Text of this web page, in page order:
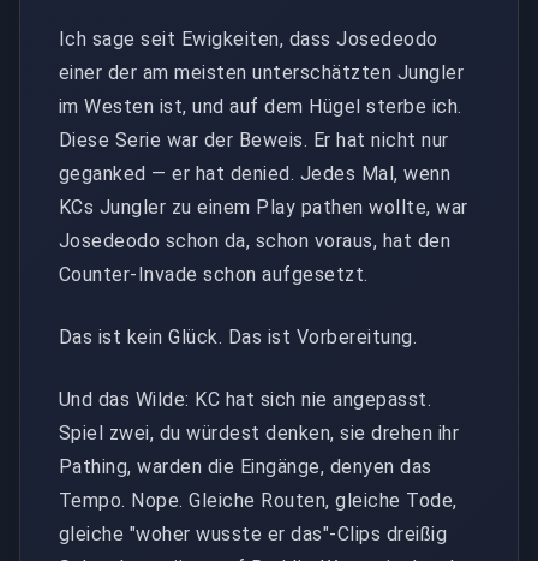
Ich sage seit Ewigkeiten, dass Josedeodo
einer der am meisten unterschätzten Jungler
im Westen ist, und auf dem Hügel sterbe ich.
Diese Serie war der Beweis. Er hat nicht nur
geganked — er hat denied. Jedes Mal, wenn
KCs Jungler zu einem Play pathen wollte, war
Josedeodo schon da, schon voraus, hat den
Counter-Invade schon aufgesetzt.
Das ist kein Glück. Das ist Vorbereitung.
Und das Wilde: KC hat sich nie angepasst.
Spiel zwei, du würdest denken, sie drehen ihr
Pathing, warden die Eingänge, denyen das
Tempo. Nope. Gleiche Routen, gleiche Tode,
gleiche "woher wusste er das"-Clips dreißig